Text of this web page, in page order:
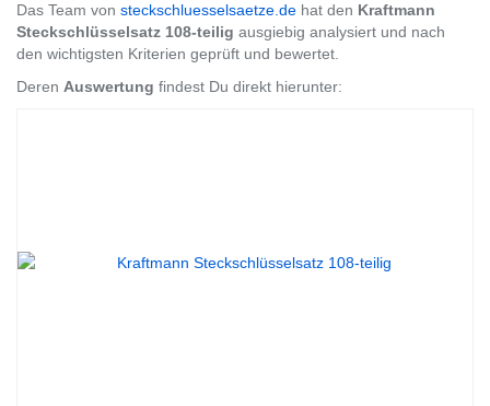
Das Team von steckschluesselsaetze.de hat den Kraftmann
Steckschlüsselsatz 108-teilig ausgiebig analysiert und nach
den wichtigsten Kriterien geprüft und bewertet.
Deren Auswertung findest Du direkt hierunter: